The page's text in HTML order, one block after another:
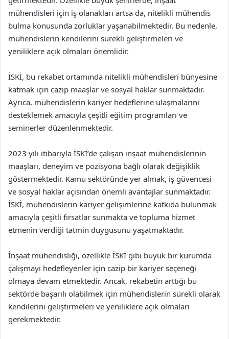
mühendisleri için iş olanakları artsa da, nitelikli mühendis
bulma konusunda zorluklar yaşanabilmektedir. Bu nedenle,
mühendislerin kendilerini sürekli geliştirmeleri ve
yeniliklere açık olmaları önemlidir.
İSKİ, bu rekabet ortamında nitelikli mühendisleri bünyesine
katmak için cazip maaşlar ve sosyal haklar sunmaktadır.
Ayrıca, mühendislerin kariyer hedeflerine ulaşmalarını
desteklemek amacıyla çeşitli eğitim programları ve
seminerler düzenlenmektedir.
2023 yılı itibarıyla İSKİ’de çalışan inşaat mühendislerinin
maaşları, deneyim ve pozisyona bağlı olarak değişiklik
göstermektedir. Kamu sektöründe yer almak, iş güvencesi
ve sosyal haklar açısından önemli avantajlar sunmaktadır.
İSKİ, mühendislerin kariyer gelişimlerine katkıda bulunmak
amacıyla çeşitli fırsatlar sunmakta ve topluma hizmet
etmenin verdiği tatmin duygusunu yaşatmaktadır.
İnşaat mühendisliği, özellikle İSKİ gibi büyük bir kurumda
çalışmayı hedefleyenler için cazip bir kariyer seçeneği
olmaya devam etmektedir. Ancak, rekabetin arttığı bu
sektörde başarılı olabilmek için mühendislerin sürekli olarak
kendilerini geliştirmeleri ve yeniliklere açık olmaları
gerekmektedir.